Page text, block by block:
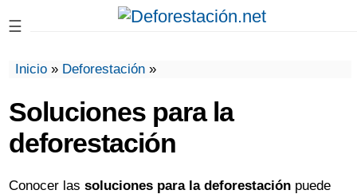
☰
Inicio» Deforestación»
Soluciones para la
deforestación
Conocer las soluciones para la deforestaciónpuede